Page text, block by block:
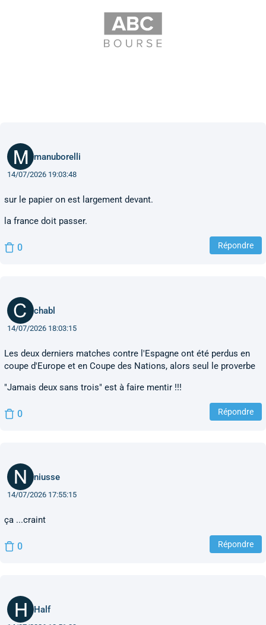
manuborelli
14/07/2026 19:03:48
sur le papier on est largement devant.
la france doit passer.
0 Répondre
chabl
14/07/2026 18:03:15
Les deux derniers matches contre l'Espagne ont été perdus en
coupe d'Europe et en Coupe des Nations, alors seul le proverbe
"Jamais deux sans trois" est à faire mentir !!!
0 Répondre
niusse
14/07/2026 17:55:15
ça ...craint
0 Répondre
Half